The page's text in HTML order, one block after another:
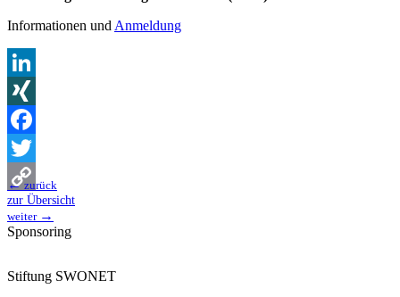
Informationen und Anmeldung
LinkedIn
XING
Facebook
Twitter
Copy
Link
←zurück
zur Übersicht
weiter →
Sponsoring
Stiftung SWONET